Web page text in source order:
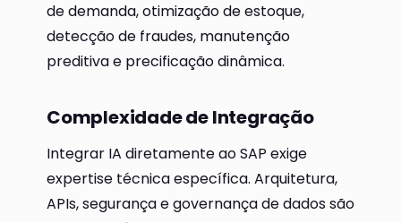
de demanda, otimização de estoque,
detecção de fraudes, manutenção
preditiva e precificação dinâmica.
Complexidade de Integração
Integrar IA diretamente ao SAP exige
expertise técnica específica. Arquitetura,
APIs, segurança e governança de dados são